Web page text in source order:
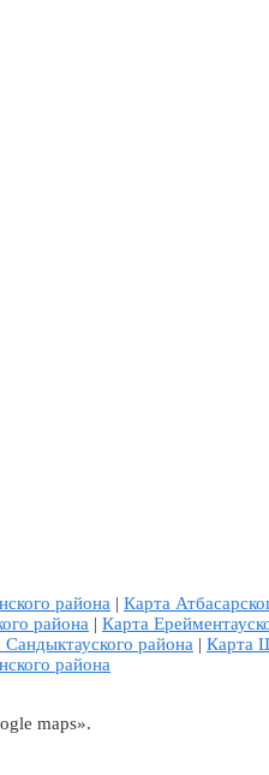
района | Карта
района | Карта
Сандыктауского района | Карта
района
maps».